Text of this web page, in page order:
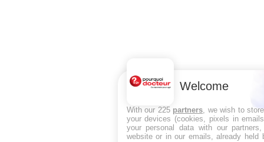
Welcome
With our 225 partners , we wish to
your devices (cookies, pixels in
your personal data with our
website or in our emails, already held